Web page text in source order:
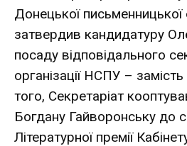
Донецької письменницької
затвердив кандидатуру
посаду відповідального
організації НСПУ –
того, Секретаріат
Богдану Гайворонську до
Літературної премії